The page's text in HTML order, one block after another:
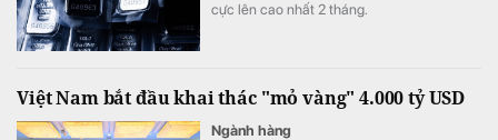
cực lên cao nhất 2 tháng.
Việt Nam bắt đầu khai thác "mỏ vàng" 4.000 tỷ USD
Ngành hàng